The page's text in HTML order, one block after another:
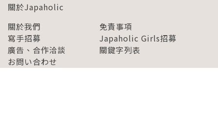
關於Japaholic
關於我們
免責事項
寫手招募
Japaholic Girls招募
廣告、合作洽談
關鍵字列表
お問い合わせ